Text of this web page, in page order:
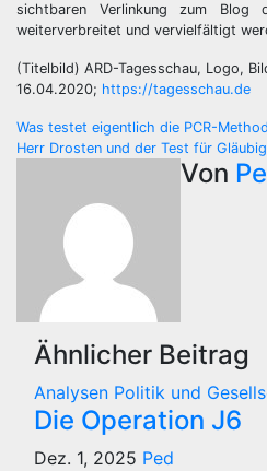
sichtbaren Verlinkung zum
weiterverbreitet und vervielfältigt
(Titelbild) ARD-Tagesschau, Logo,
16.04.2020; https://tagesschau.de
Was testet eigentlich die PCR-
Herr Drosten und der Test für
Von
Ähnlicher Beitrag
Analysen Politik und
Die Operation J6
Dez. 1, 2025 Ped